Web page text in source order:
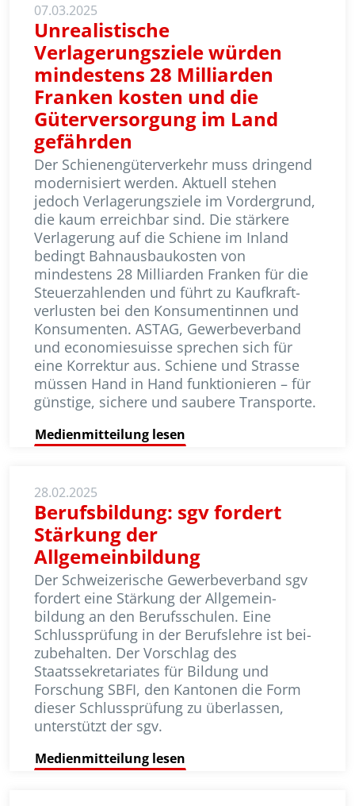
07.03.2025
Unrealistische
Verlagerungsziele würden
mindestens 28 Milliarden
Franken kosten und die
Güterversorgung im Land
gefährden
Der Schienengüterverkehr muss dring­end
moder­ni­siert werden. Aktuell stehen
jedoch Verlagerungsziele im Vordergrund,
die kaum erreichbar sind. Die stär­ke­re
Verlagerung auf die Schie­ne im Inland
bedingt Bahn­aus­bau­kos­ten von
mindestens 28 Milliarden Fran­ken für die
Steuerzahlenden und führt zu Kauf­kraft­
verlusten bei den Kon­sumentinnen und
Kon­su­menten. ASTAG, Gewerbeverband
und econo­mie­­suisse sprechen sich für
eine Korrektur aus. Schiene und Strasse
müssen Hand in Hand funktionieren – für
günstige, sichere und saubere Transporte.
Medienmitteilung lesen
28.02.2025
Berufsbildung: sgv fordert
Stärkung der
Allgemeinbildung
Der Schweizerische Gewerbeverband sgv
fordert eine Stärkung der Allge­mein­
bildung an den Berufsschulen. Eine
Schlussprüfung in der Berufslehre ist bei­
zu­be­halten. Der Vorschlag des
Staatssekretariates für Bildung und
Forschung SBFI, den Kantonen die Form
dieser Schlussprüfung zu überlassen,
unterstützt der sgv.
Medienmitteilung lesen